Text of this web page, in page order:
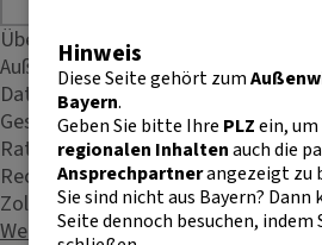
Warenverkehr
Übersicht
Außenhandelsstatistik
Daten & Fakten
Geschäftspraxis
Rating
Recht & Steuern
Zoll
Weitere Kontakte
Hinweis
Diese Seite gehört zum
Bayern.
Geben Sie bitte Ihre PLZein,
regionalen Inhaltenauch die
Ansprechpartnerangezeigt zu
Sie sind nicht aus Bayern? Dann
Seite dennoch besuchen, indem